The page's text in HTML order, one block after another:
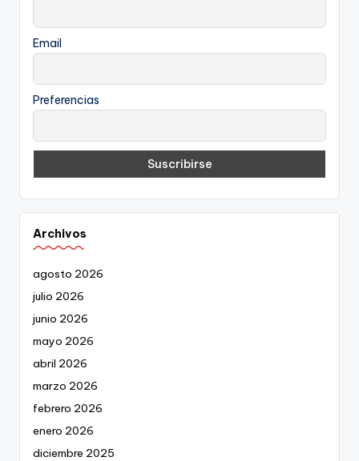
Email
Preferencias
Archivos
agosto 2026
julio 2026
junio 2026
mayo 2026
abril 2026
marzo 2026
febrero 2026
enero 2026
diciembre 2025